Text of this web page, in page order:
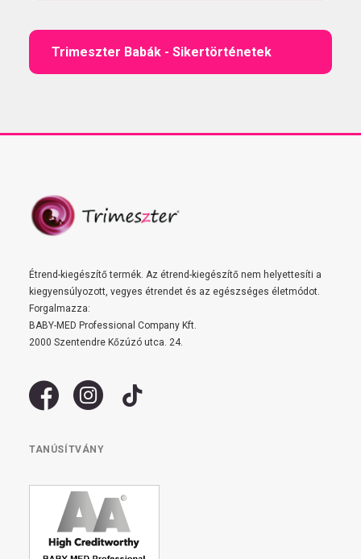
Trimeszter Babák - Sikertörténetek
Étrend-kiegészítő termék. Az étrend-kiegészítő nem helyettesíti a
kiegyensúlyozott, vegyes étrendet és az egészséges életmódot.
Forgalmazza:
BABY-MED Professional Company Kft.
2000 Szentendre Kőzúzó utca. 24.
TANÚSÍTVÁNY